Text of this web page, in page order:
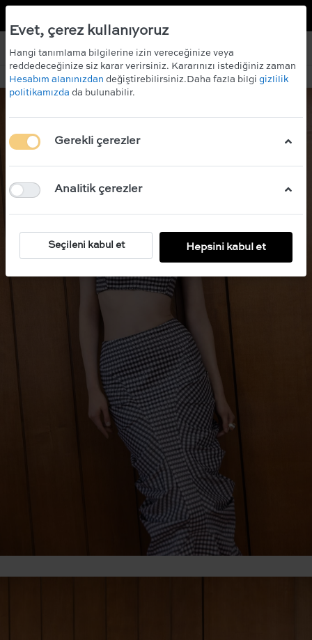
Evet, çerez kullanıyoruz
Hangi tanımlama bilgilerine izin vereceğinize veya
reddedeceğinize siz karar verirsiniz. Kararınızı istediğiniz zaman
Hesabım alanınızdan değiştirebilirsiniz.Daha fazla bilgi gizlilik
politikamızda da bulunabilir.
Gerekli çerezler
Analitik çerezler
Seçileni kabul et Hepsini kabul et